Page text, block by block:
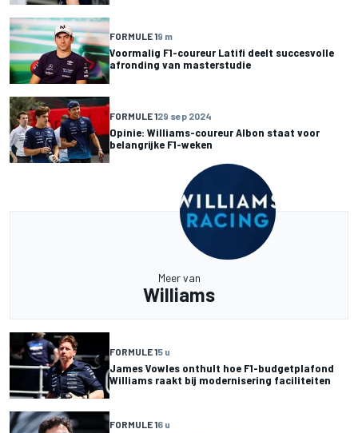
FORMULE 19 m
Voormalig F1-coureur Latifi deelt succesvolle
afronding van masterstudie
FORMULE 129 sep 2024
Opinie: Williams-coureur Albon staat voor
belangrijke F1-weken
Meer van
Williams
FORMULE 15 u
James Vowles onthult hoe F1-budgetplafond
Williams raakt bij modernisering faciliteiten
FORMULE 16 u